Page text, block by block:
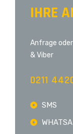
IHRE
Anfrage
& Viber
0211
SMS